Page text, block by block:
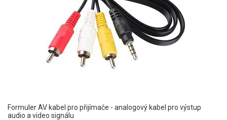
Formuler AV kabel pro přijímače - analogový kabel pro výstup
audio a video signálu